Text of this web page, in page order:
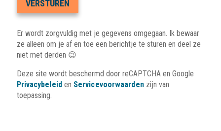
Er wordt zorgvuldig met je gegevens omgegaan. Ik bewaar
ze alleen om je af en toe een berichtje te sturen en deel ze
niet met derden 😉
Deze site wordt beschermd door reCAPTCHA en Google
Privacybeleid en Servicevoorwaardenzijn van
toepassing.